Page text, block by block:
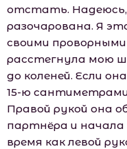
отстать.
разочарована. Я
своими
расстегнула мою
до коленей. Если
15-ю
Правой рукой она
партнёра и
время как левой